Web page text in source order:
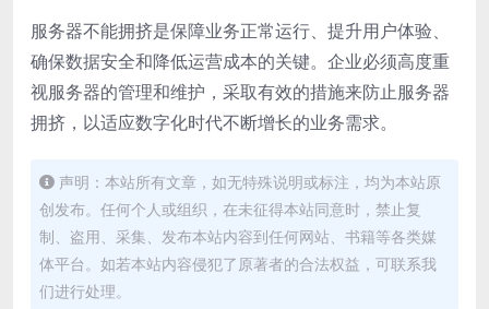
服务器不能拥挤是保障业务正常运行、提升用户体验、
确保数据安全和降低运营成本的关键。企业必须高度重
视服务器的管理和维护，采取有效的措施来防止服务器
拥挤，以适应数字化时代不断增长的业务需求。
声明：本站所有文章，如无特殊说明或标注，均为本站原
创发布。任何个人或组织，在未征得本站同意时，禁止复
制、盗用、采集、发布本站内容到任何网站、书籍等各类媒
体平台。如若本站内容侵犯了原著者的合法权益，可联系我
们进行处理。